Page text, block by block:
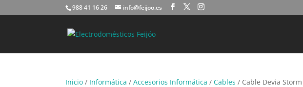
988 41 16 26 info@feijoo.es
Inicio / Informática /Accesorios Informática /Cables / Cable Devia